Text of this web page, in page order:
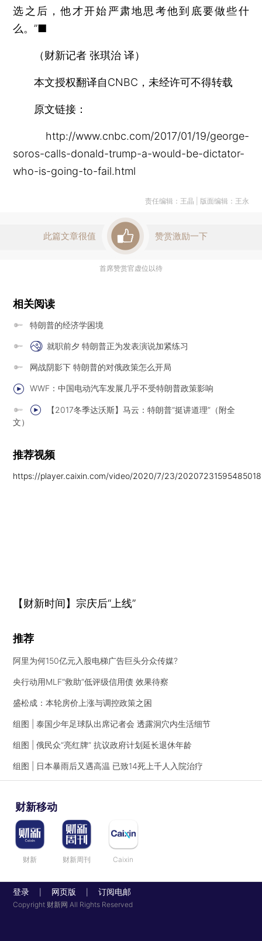
选之后，他才开始严肃地思考他到底要做些什
么。”■
（财新记者 张琪治 译）
本文授权翻译自CNBC，未经许可不得转载
原文链接：
http://www.cnbc.com/2017/01/19/george-
soros-calls-donald-trump-a-would-be-dictator-
who-is-going-to-fail.html
责任编辑：王晶 | 版面编辑：王永
此篇文章很值 赞赏激励一下
首席赞赏官虚位以待
相关阅读
特朗普的经济学困境
就职前夕 特朗普正为发表演说加紧练习
网战阴影下 特朗普的对俄政策怎么开局
WWF：中国电动汽车发展几乎不受特朗普政策影响
【2017冬季达沃斯】马云：特朗普“挺讲道理”（附全
文）
推荐视频
https://player.caixin.com/video/2020/7/23/
【财新时间】宗庆后“上线”
推荐
阿里为何150亿元入股电梯广告巨头分众传媒?
央行动用MLF“救助”低评级信用债 效果待察
盛松成：本轮房价上涨与调控政策之困
组图 | 泰国少年足球队出席记者会 透露洞穴内生活细节
组图 | 俄民众“亮红牌” 抗议政府计划延长退休年龄
组图 | 日本暴雨后又遇高温 已致14死上千人入院治疗
财新移动
财新 财新周刊 Caixin
登录 网页版 订阅电邮
Copyright 财新网 All Rights Reserved